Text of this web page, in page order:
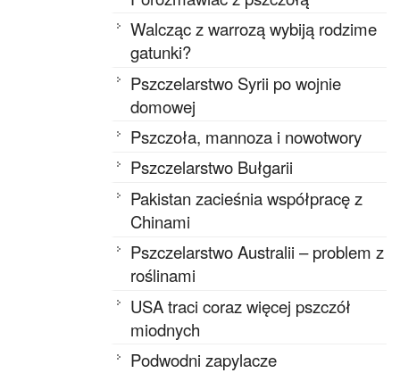
Walcząc z warrozą wybiją rodzime
gatunki?
Pszczelarstwo Syrii po wojnie
domowej
Pszczoła, mannoza i nowotwory
Pszczelarstwo Bułgarii
Pakistan zacieśnia współpracę z
Chinami
Pszczelarstwo Australii – problem z
roślinami
USA traci coraz więcej pszczół
miodnych
Podwodni zapylacze